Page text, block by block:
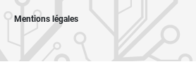
Mentions légales